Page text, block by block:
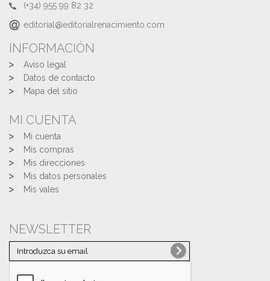
(+34) 955 99 82 32
editorial@editorialrenacimiento.com
INFORMACIÓN
Aviso legal
Datos de contacto
Mapa del sitio
MI CUENTA
Mi cuenta
Mis compras
Mis direcciones
Mis datos personales
Mis vales
NEWSLETTER